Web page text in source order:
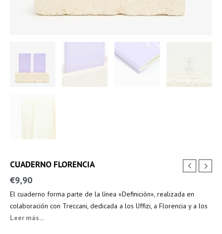
CUADERNO FLORENCIA
€9,90
El cuaderno forma parte de la línea «Definición», realizada en
colaboración con Treccani, dedicada a los Uffizi, a Florencia y a los
principales protagonistas del Renacimiento.
Leer más...